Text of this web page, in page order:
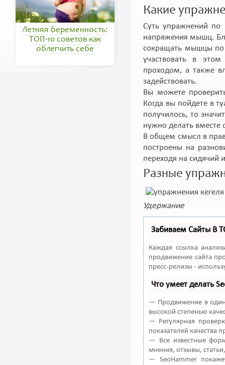
Летняя беременность:
ТОП-10 советов как
облегчить себе
Какие
Суть упражнений по
напряжения мышц.
сокращать мышцы по
участвовать в
проходом, а также
задействовать.
Вы можете
Когда вы пойдете в
получилось, то
нужно делать
В общем смысл в
построены на
переходя на сидячий
Разные
Удержание
Забиваем Сайты В
Каждая ссылка
продвижение сайта
пресс-релизы -
Что умеет делать
— Продвижение в один
высокой степенью
— Регулярная
показателей качества
— Все известные
мнения, отзывы,
— SeoHammer